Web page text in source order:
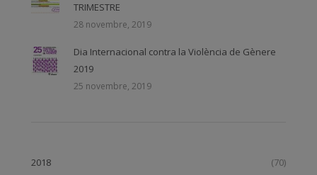
TRIMESTRE
28 novembre, 2019
Dia Internacional contra la Violència de Gènere
2019
25 novembre, 2019
2018
(70)